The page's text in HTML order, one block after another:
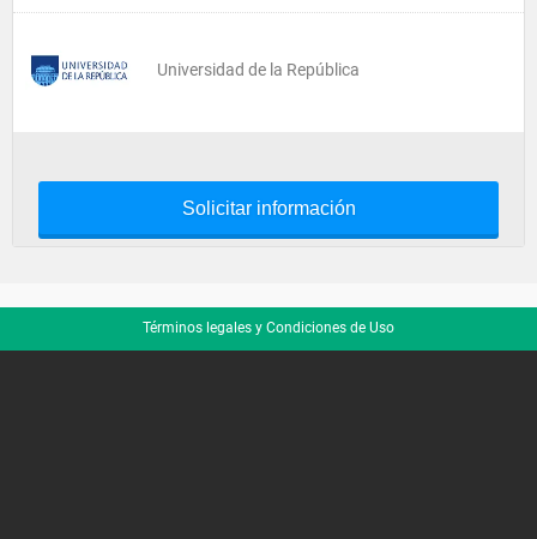
Universidad de la República
Solicitar información
Términos legales y Condiciones de Uso